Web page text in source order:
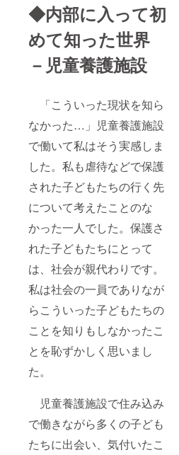
◆内部に入って初
めて知った世界
－児童養護施設
「こういった現状を知ら
なかった…」児童養護施設
で働いて私はそう実感しま
した。私も虐待などで保護
された子どもたちの行く先
について考えたことのな
かった一人でした。保護さ
れた子どもたちにとって
は、社会が親代わりです。
私は社会の一員でありなが
らこういった子どもたちの
ことを知りもしなかったこ
とを恥ずかしく思いまし
た。
児童養護施設で住み込み
で働きながら多くの子ども
たちに出会い、気付いたこ